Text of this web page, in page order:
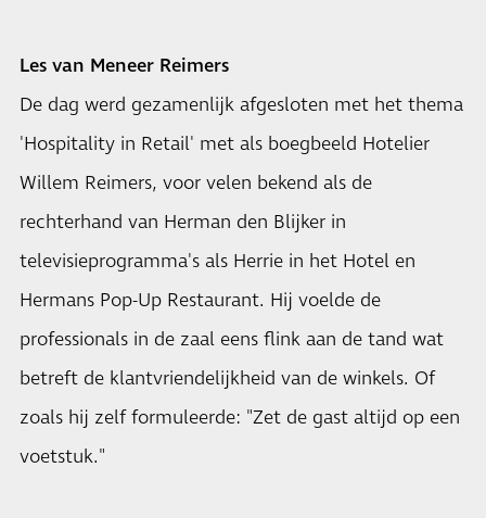
Les van Meneer Reimers
De dag werd gezamenlijk afgesloten met het thema
'Hospitality in Retail' met als boegbeeld Hotelier
Willem Reimers, voor velen bekend als de
rechterhand van Herman den Blijker in
televisieprogramma's als Herrie in het Hotel en
Hermans Pop-Up Restaurant. Hij voelde de
professionals in de zaal eens flink aan de tand wat
betreft de klantvriendelijkheid van de winkels. Of
zoals hij zelf formuleerde: "Zet de gast altijd op een
voetstuk."